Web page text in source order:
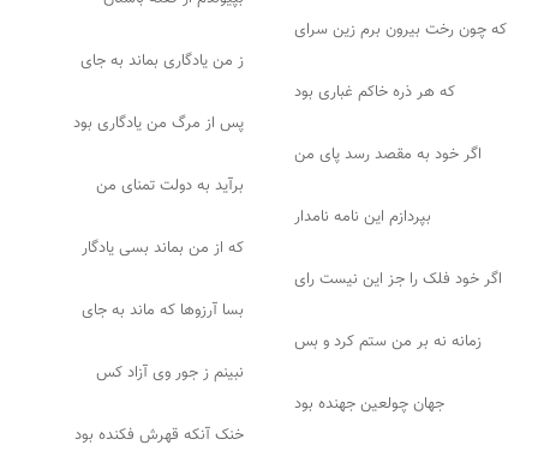
که چون رخت بیرون برم زین سرای
ز من یادگاری بماند به جای
که هر ذره خاکم غباری بود
پس از مرگ من یادگاری بود
اگر خود به مقصد رسد پای من
برآید به دولت تمنای من
بپردازم این نامه نامدار
که از من بماند بسی یادگار
اگر خود فلک را جز این نیست رای
بسا آرزوها که ماند به جای
زمانه نه بر من ستم کرد و بس
نبینم ز جور وی آزاد کس
جهان چولعین جهنده بود
خنک آنکه قهرش فکنده بود